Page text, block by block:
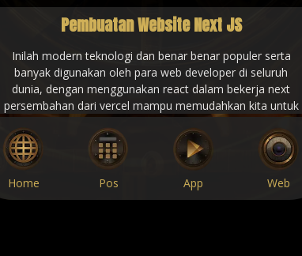
Pembuatan Website Next JS
Inilah modern teknologi dan benar benar populer serta
banyak digunakan oleh para web developer di seluruh
dunia, dengan menggunakan react dalam bekerja next
persembahan dari vercel mampu memudahkan kita untuk
membangun project dengan cepat dan tentunya dukungan
SEO penuh di dalam nya, next menjadi pemimpin teknologi
modern saat ini yang dirangkum pada JAMSTACK org.
saatnya update website mu dengan menggunakan next js.
Home Pos App Web